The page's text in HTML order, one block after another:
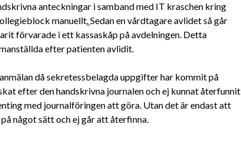
anteckningar i samband med IT kraschen kring
manuellt.Sedan en vårdtagare avlidet så går
förvarade i ett kassaskåp på avdelningen. Detta
efter patienten avlidit.
då sekretessbelagda uppgifter har kommit på
efter den handskrivna journalen och ej kunnat återfunnit
med journalföringen att göra. Utan det är endast att
något sätt och ej går att återfinna.